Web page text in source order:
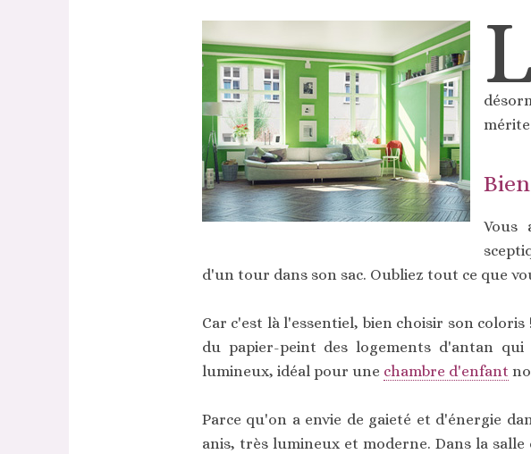
mérite
Vous
d'un tour dans son sac. Oubliez tout ce que
Car c'est là l'essentiel, bien choisir son
du papier-peint des logements d'antan
lumineux, idéal pour une chambre d'enfant
Parce qu'on a envie de gaieté et d'énergie
anis, très lumineux et moderne. Dans la